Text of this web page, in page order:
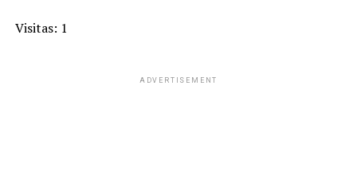
Visitas: 1
ADVERTISEMENT